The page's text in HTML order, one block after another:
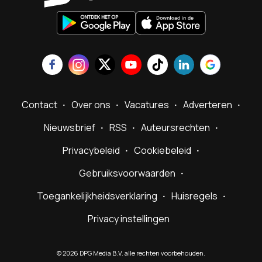
Contact Over ons Vacatures
Adverteren
Nieuwsbrief
RSS
Auteursrechten
Privacybeleid
Cookiebeleid
Gebruiksvoorwaarden
Toegankelijkheidsverklaring
Huisregels
Privacy instellingen
©2026 DPG Media B.V. alle rechten voorbehouden.